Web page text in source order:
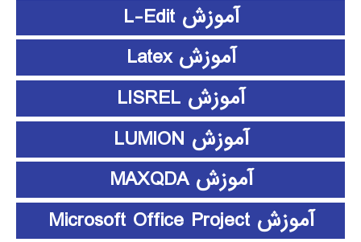
آموزش L-Edit
آموزش Latex
آموزش LISREL
آموزش LUMION
آموزش MAXQDA
آموزش Microsoft Office Project